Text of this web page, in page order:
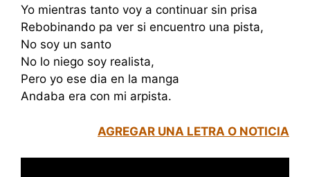
Yo mientras tanto voy a continuar sin prisa
Rebobinando pa ver si encuentro una pista,
No soy un santo
No lo niego soy realista,
Pero yo ese dia en la manga
Andaba era con mi arpista.
AGREGAR UNA LETRA O NOTICIA